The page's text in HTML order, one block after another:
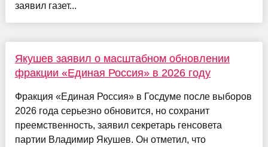
заявил газет...
Якушев заявил о масштабном обновлении
фракции «Единая Россия» в 2026 году
Фракция «Единая Россия» в Госдуме после выборов
2026 года серьезно обновится, но сохранит
преемственность, заявил секретарь генсовета
партии Владимир Якушев. Он отметил, что